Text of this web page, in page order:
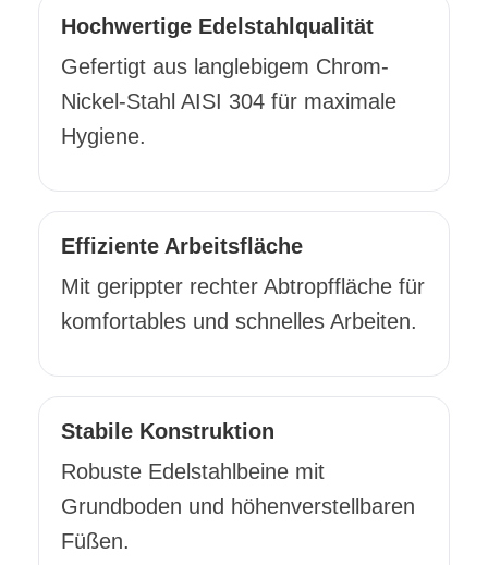
Hochwertige Edelstahlqualität
Gefertigt aus langlebigem Chrom-
Nickel-Stahl AISI 304 für maximale
Hygiene.
Effiziente Arbeitsfläche
Mit gerippter rechter Abtropffläche für
komfortables und schnelles Arbeiten.
Stabile Konstruktion
Robuste Edelstahlbeine mit
Grundboden und höhenverstellbaren
Füßen.